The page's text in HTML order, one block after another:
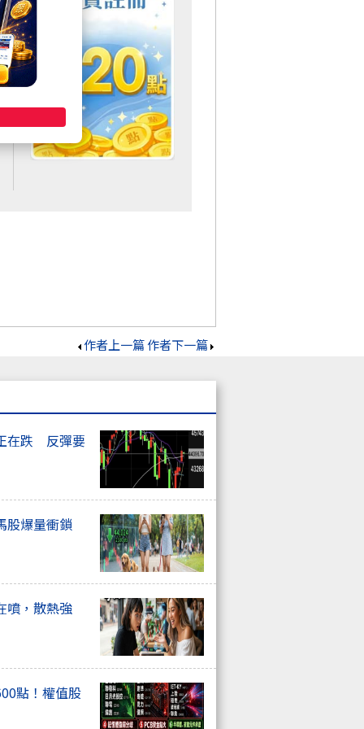
作者上一篇作者下一篇
在跌 反彈要
股爆量衝鎖
噴，散熱強
點！權值股